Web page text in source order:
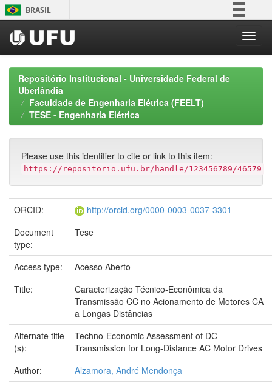
Skip
navigation
BRASIL
Participe
Acesso à informação
Legislação
Repositório Institucional - Universidade Federal de
Uberlândia
Faculdade de Engenharia Elétrica (FEELT)
TESE - Engenharia Elétrica
Please use this identifier to cite or link to this item:
https://repositorio.ufu.br/handle/123456789/46579
ORCID:
http://orcid.org/0000-0003-0037-3301
Document
type:
Tese
Access type:
Acesso Aberto
Title:
Caracterização Técnico-Econômica da
Transmissão CC no Acionamento de Motores CA
a Longas Distâncias
Alternate title
(s):
Techno-Economic Assessment of DC
Transmission for Long-Distance AC Motor Drives
Author:
Alzamora, André Mendonça